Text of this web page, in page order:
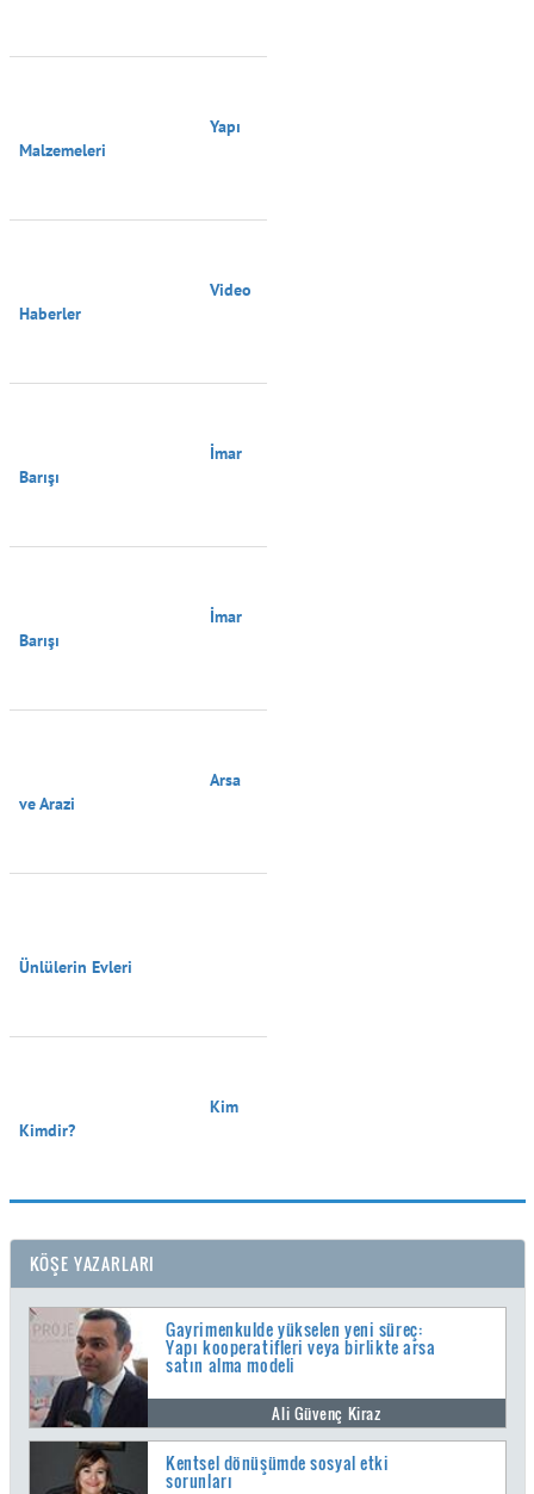
Malzemeleri
Haberler
Barışı
Barışı
ve Arazi
Ünlülerin Evleri
Kimdir?
KÖŞE YAZARLARI
Gayrimenkulde yükselen yeni süreç:
Yapı kooperatifleri veya birlikte arsa
satın alma modeli
Ali Güvenç Kiraz
Kentsel dönüşümde sosyal etki
sorunları